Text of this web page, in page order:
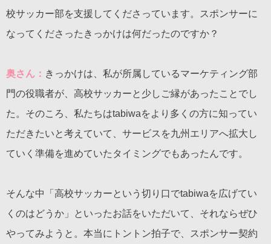
校サッカー部を支援してくださっています。スポンサーに
なってくださったきっかけは何だったのですか？
奥さん： きっかけは、私が所属しているマーケティング部
門の役職者が、高校サッカーと少しご縁があったことでし
た。そのころ、私たちはtabiwaをより多くの方に知ってい
ただきたいと考えていて、サービスを九州エリアへ拡大し
ていく準備を進めていたタイミングでもあったんです。
そんな中「高校サッカーという切り口でtabiwaを広げてい
くのはどうか」といったお話をいただいて、それならぜひ
やってみようと。本当にトントン拍子で、スポンサー契約